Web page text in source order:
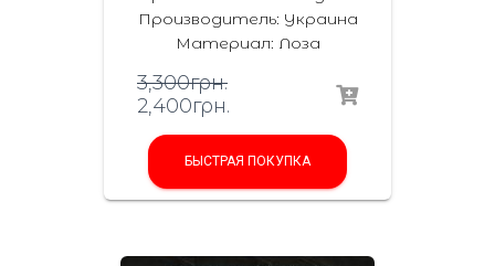
Производитель: Украина
Материал: Лоза
3,300грн.
2,400грн.
БЫСТРАЯ ПОКУПКА